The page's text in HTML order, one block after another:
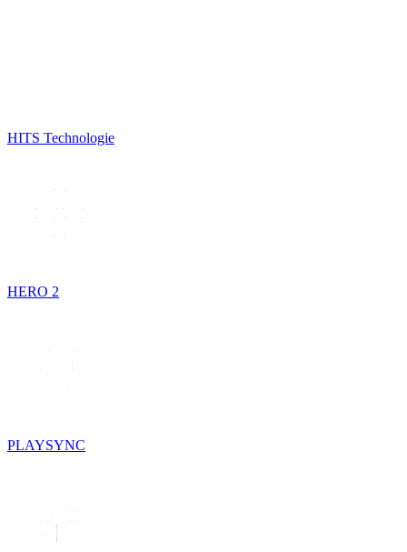
HITS Technologie
HERO 2
PLAYSYNC